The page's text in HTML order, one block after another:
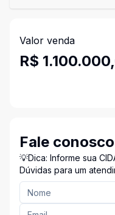
Valor venda
R$
Fale conosco
💡Dica: Informe sua
Dúvidas para um